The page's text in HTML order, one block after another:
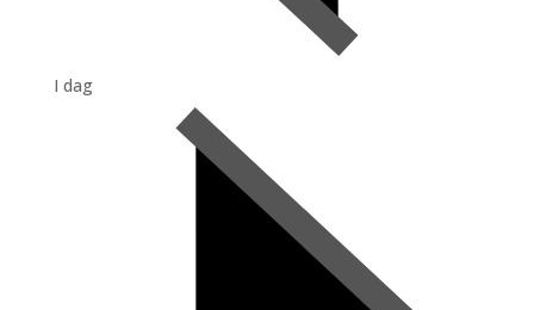
I dag